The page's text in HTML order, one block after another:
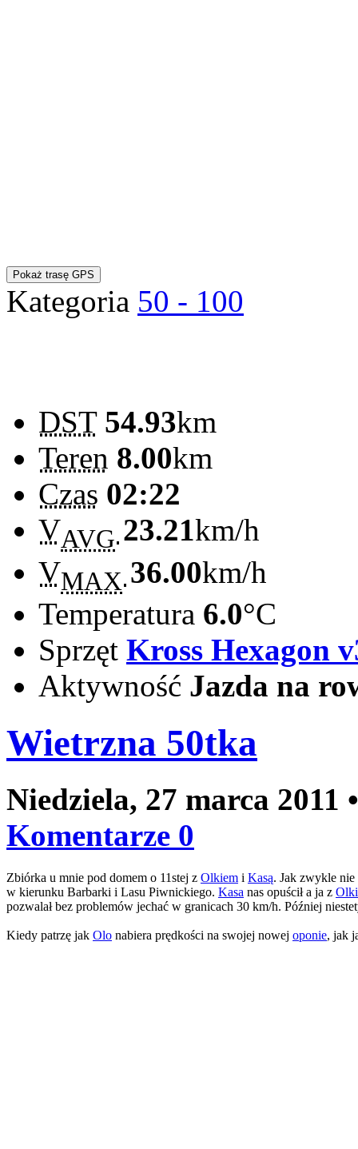
Pokaż trasę GPS
Kategoria 50 - 100
DST 54.93km
Teren 8.00km
Czas 02:22
VAVG 23.21km/h
VMAX 36.00km/h
Temperatura 6.0°C
Sprzęt Kross Hexagon
Aktywność Jazda na
Wietrzna 50tka
Niedziela, 27 marca 2011
Komentarze 0
Zbiórka u mnie pod domem o 11stej z Olkiem i Kasą. Jak zwykle nie
w kierunku Barbarki i Lasu Piwnickiego. Kasa nas opuścił a ja z
pozwalał bez problemów jechać w granicach 30 km/h. Później
Kiedy patrzę jak Olo nabiera prędkości na swojej nowej oponie, jak